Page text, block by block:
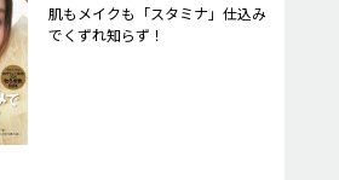
肌もメイクも「スタミナ」仕込み
でくずれ知らず！